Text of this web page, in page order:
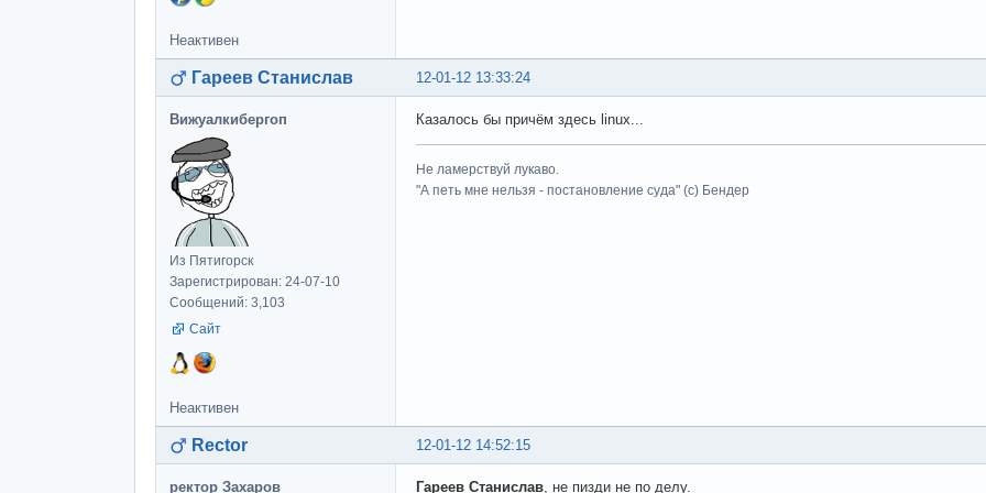
Неактивен
12-01-12 13:33:24
Гареев Станислав
Вижуалкибергоп
Из Пятигорск
Зарегистрирован: 24-07-10
Сообщений: 3,103
Сайт
Казалось бы причём здесь linux...
Не ламерствуй лукаво.
"А петь мне нельзя - постановление суда" (с) Бендер
Неактивен
12-01-12 14:52:15
Rector
ректор Захаров Гареев Станислав , не пизди не по делу.